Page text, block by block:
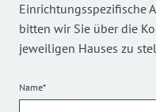
Einrichtungsspezifische
bitten wir Sie über die
jeweiligen Hauses zu
Name*